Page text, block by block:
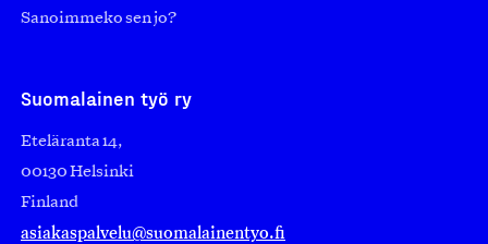
Sanoimmeko sen jo?
Suomalainen työ ry
Eteläranta 14,
00130 Helsinki
Finland
asiakaspalvelu@suomalainentyo.fi